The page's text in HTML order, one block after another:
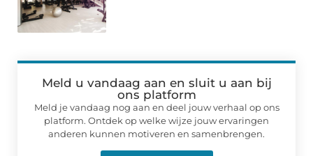
Meld u vandaag aan en sluit u aan bij
ons platform
Meld je vandaag nog aan en deel jouw verhaal op ons
platform. Ontdek op welke wijze jouw ervaringen
anderen kunnen motiveren en samenbrengen.